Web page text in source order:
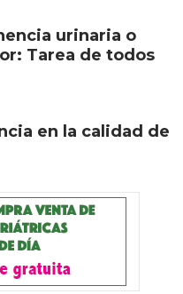
urinaria o
Tarea de todos
en la calidad de